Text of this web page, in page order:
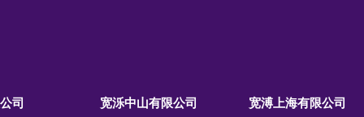
司
宽泺中山有限公司
​宽溥上海有限公司